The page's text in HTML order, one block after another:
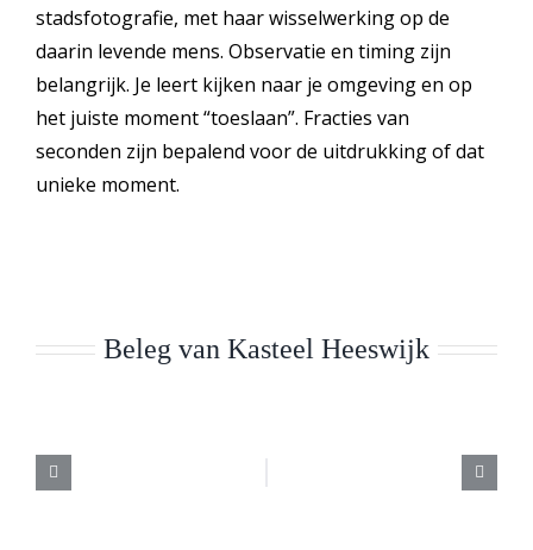
stadsfotografie, met haar wisselwerking op de
daarin levende mens. Observatie en timing zijn
belangrijk. Je leert kijken naar je omgeving en op
het juiste moment “toeslaan”. Fracties van
seconden zijn bepalend voor de uitdrukking of dat
unieke moment.
Beleg van Kasteel Heeswijk